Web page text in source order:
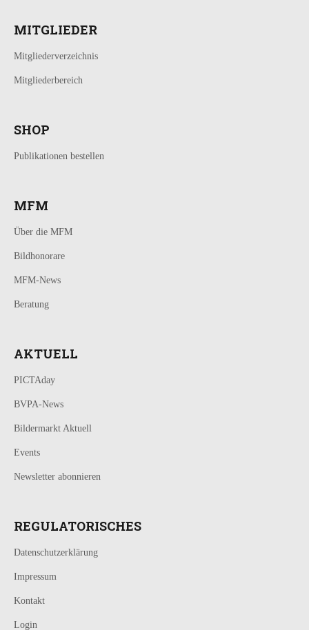
MITGLIEDER
Mitgliederverzeichnis
Mitgliederbereich
SHOP
Publikationen bestellen
MFM
Über die MFM
Bildhonorare
MFM-News
Beratung
AKTUELL
PICTAday
BVPA-News
Bildermarkt Aktuell
Events
Newsletter abonnieren
REGULATORISCHES
Datenschutzerklärung
Impressum
Kontakt
Login